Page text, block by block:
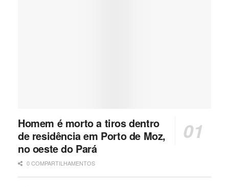
Homem é morto a tiros dentro
de residência em Porto de Moz,
no oeste do Pará
0 COMPARTILHAMENTOS